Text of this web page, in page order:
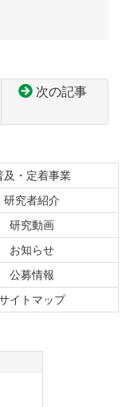
次の記事
及・定着事業
研究者紹介
研究動画
お知らせ
公募情報
イトマップ